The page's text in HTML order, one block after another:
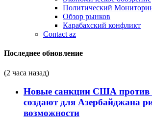
Политический
Обзор рынков
Карабахский конфликт
Contact az
Последнее обновление
(2 часа назад)
Новые санкции США против
создают для Азербайджана
возможности